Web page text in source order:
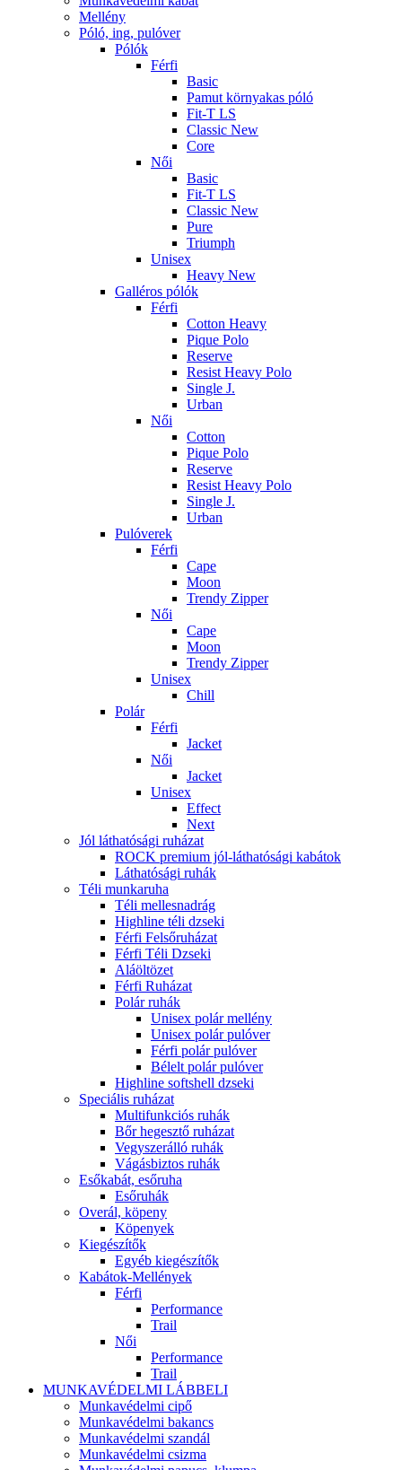
Mellény
Póló, ing, pulóver
Pólók
Férfi
Basic
Pamut környakas póló
Fit-T LS
Classic New
Core
Női
Basic
Fit-T LS
Classic New
Pure
Triumph
Unisex
Heavy New
Galléros pólók
Férfi
Cotton Heavy
Pique Polo
Reserve
Resist Heavy Polo
Single J.
Urban
Női
Cotton
Pique Polo
Reserve
Resist Heavy Polo
Single J.
Urban
Pulóverek
Férfi
Cape
Moon
Trendy Zipper
Női
Cape
Moon
Trendy Zipper
Unisex
Chill
Polár
Férfi
Jacket
Női
Jacket
Unisex
Effect
Next
Jól láthatósági ruházat
ROCK premium jól-láthatósági kabátok
Láthatósági ruhák
Téli munkaruha
Téli mellesnadrág
Highline téli dzseki
Férfi Felsőruházat
Férfi Téli Dzseki
Aláöltözet
Férfi Ruházat
Polár ruhák
Unisex polár mellény
Unisex polár pulóver
Férfi polár pulóver
Bélelt polár pulóver
Highline softshell dzseki
Speciális ruházat
Multifunkciós ruhák
Bőr hegesztő ruházat
Vegyszerálló ruhák
Vágásbiztos ruhák
Esőkabát, esőruha
Esőruhák
Overál, köpeny
Köpenyek
Kiegészítők
Egyéb kiegészítők
Kabátok-Mellények
Férfi
Performance
Trail
Női
Performance
Trail
MUNKAVÉDELMI LÁBBELI
Munkavédelmi cipő
Munkavédelmi bakancs
Munkavédelmi szandál
Munkavédelmi csizma